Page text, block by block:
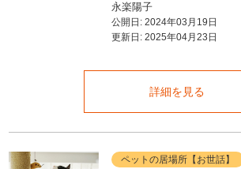
永楽陽子
公開日: 2024年03月19日
更新日: 2025年04月23日
詳細を見る
ペットの居場所【お世話】